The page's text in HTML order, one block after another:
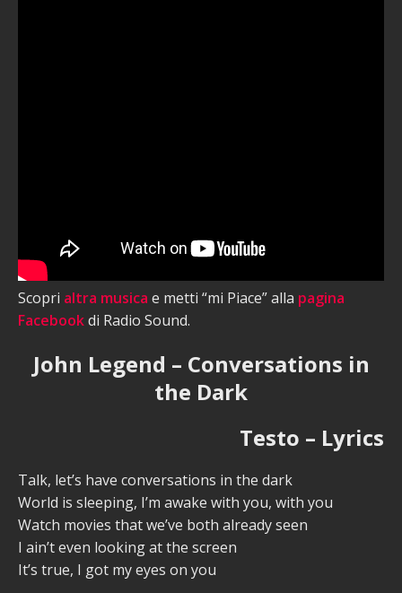
Scopri altra musica e metti “mi Piace” alla pagina
Facebookdi Radio Sound.
John Legend – Conversations in
the Dark
Testo – Lyrics
Talk, let’s have conversations in the dark
World is sleeping, I’m awake with you, with you
Watch movies that we’ve both already seen
I ain’t even looking at the screen
It’s true, I got my eyes on you